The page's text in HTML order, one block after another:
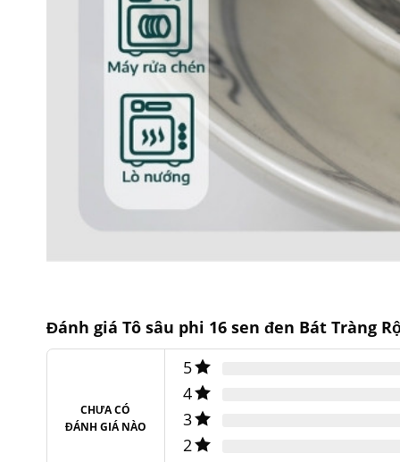
Đánh giá Tô sâu phi 16 sen đen Bát Tràng
CHƯA CÓ
ĐÁNH GIÁ NÀO
5
4
3
2